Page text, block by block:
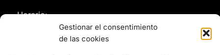
Gestionar el consentimiento
de las cookies
Horario:
Lunes a Jueves: